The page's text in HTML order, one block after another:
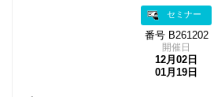
セミナー
番号 B261202
開催日
12月02日
01月19日